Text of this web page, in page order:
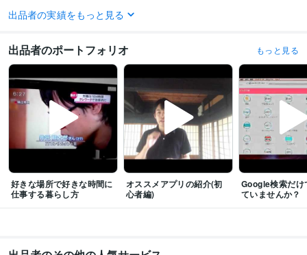
職歴
個人事業主 2015年3月 ~ 現在
每日4時間だけ好きな仕事をして食べていくフリーランスの生き方 難病を
煩い今の自分にたどり着いた男
理想のライフスタイルを叶える【情報収集
＆発信】の極意
プログラミング言語・フレームワーク
CSS:10年HTML:10年 JavaScript:10年 PHP:1年Python:1年
Next.js:1年
React:1年
ビジネス・クリエイティブツール
WordPress:10年ChatGPT:1年 Perplexity AI:1年
出品者の実績をもっと見る
出品者のポートフォリオ もっと見る
好きな場所で好きな時間に
仕事する暮らし方
オススメアプリの紹介(初
心者編)
Google検索だけ
ていませんか？